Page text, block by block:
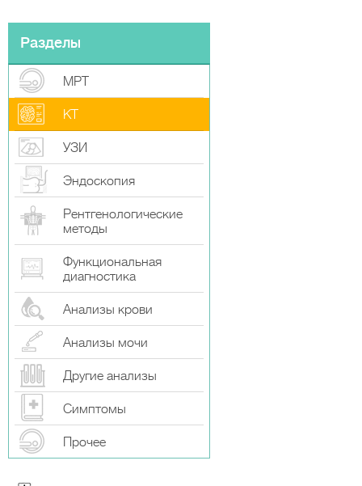
т
а
и
ц
ы
Разделы
МРТ
КТ
УЗИ
Эндоскопия
Рентгенологические
методы
Функциональная
диагностика
Анализы крови
Анализы мочи
Другие анализы
Симптомы
Прочeе